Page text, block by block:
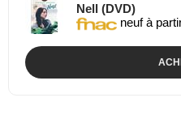
Nell (DVD)
neuf à